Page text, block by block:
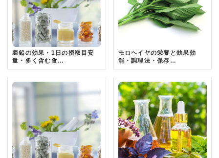
亜鉛の効果・1日の摂取目安
量・多く含む食…
モロヘイヤの栄養と効果効
能・調理法・保存…